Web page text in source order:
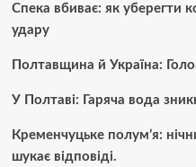
Спека вбиває: як уберегти
удару
Полтавщина й Україна:
У Полтаві: Гаряча вода
Кременчуцьке полум’я:
шукає відповіді.